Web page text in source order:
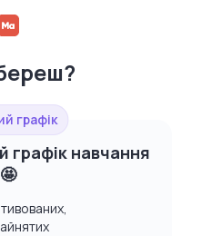
графік
графік навчання
🤩